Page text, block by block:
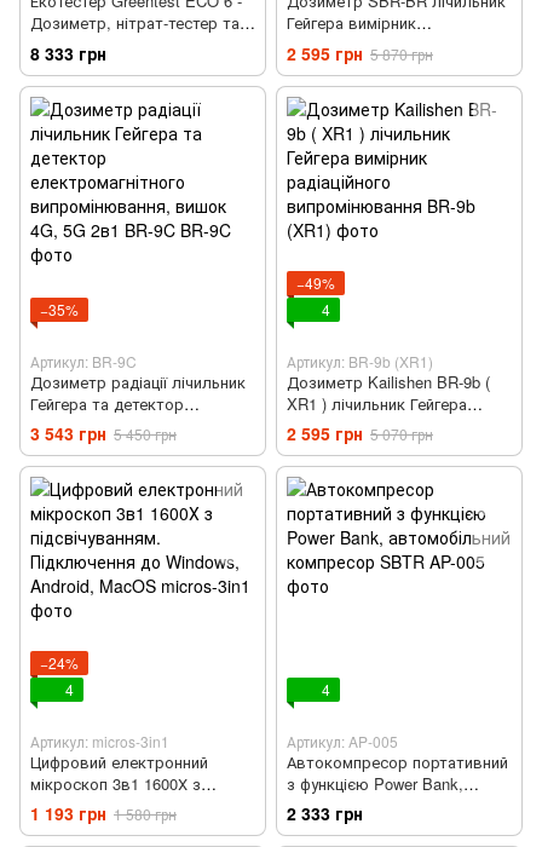
Дозиметр, нітрат-тестер та
вимірювач жорсткості води
в одному приладі (Green6)
8 333 грн
Гейгера вимірник
радіаційного випромінювання
2 595 грн 5 870 грн
−35%
Артикул: BR-9C
Дозиметр радіації лічильник
Гейгера та детектор
електромагнітного
випромінювання, вишок 4G,
5G 2в1 BR-9C
3 543 грн 5 450 грн
−49%
4
Артикул: BR-9b (XR1)
Дозиметр Kailishen BR-9b (
XR1 ) лічильник Гейгера
вимірник радіаційного
випромінювання
2 595 грн 5 070 грн
−24%
4
Артикул: micros-3in1
Цифровий електронний
мікроскоп 3в1 1600Х з
підсвічуванням. Підключення
до Windows, Android, MacOS
1 193 грн 1 580 грн
4
Артикул: AP-005
Автокомпресор портативний
з функцією Power Bank,
автомобільний компресор
SBTR
2 333 грн